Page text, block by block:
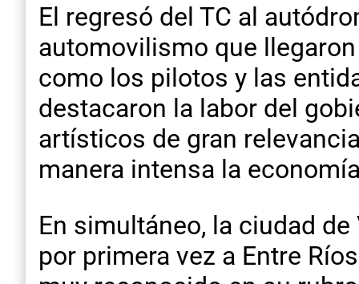
El regresó del TC al
automovilismo que
como los pilotos y las
destacaron la labor del
artísticos de gran
manera intensa la
En simultáneo, la ciudad
por primera vez a Entre